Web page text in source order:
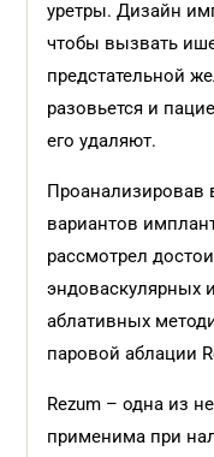
уретры. Дизайн
чтобы вызвать
предстательной
разовьется и
его удаляют.
Проанализировав
вариантов
рассмотрел
эндоваскулярных
аблативных
паровой аблации
Rezum – одна из
применима при